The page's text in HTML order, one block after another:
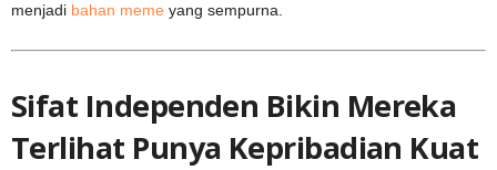
menjadi bahan meme yang sempurna.
Sifat Independen Bikin Mereka
Terlihat Punya Kepribadian Kuat